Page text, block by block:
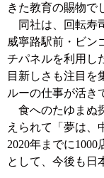
きた教育の賜物で
同社は、回転寿
威寧路駅前・ビン
チパネルを利用し
目新しさも注目を
ルーの仕事が活き
食へのたゆまぬ
えられて「夢は、
2020年までに
として、今後も日